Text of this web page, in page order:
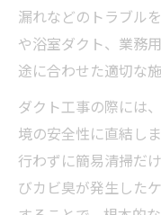
漏れなどのトラブル
や浴室ダクト、業務
途に合わせた適切な
ダクト工事の際には
境の安全性に直結し
行わずに簡易清掃だ
びカビ臭が発生した